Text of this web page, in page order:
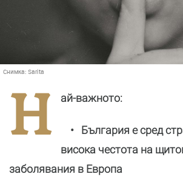
Снимка: Sarita
Н ай-важното:
• България е сред
висока честота на
заболявания в Европа